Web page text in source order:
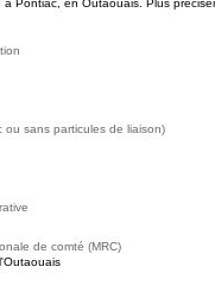
à Pontiac, en Outaouais. Plus
ou sans particules de liaison)
de comté (MRC)